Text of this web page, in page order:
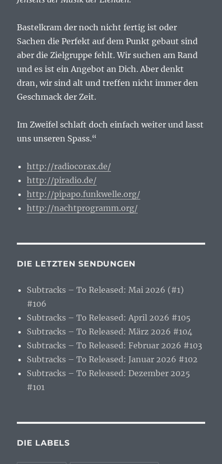
Bastelkram der noch nicht fertig ist oder
Sachen die Perfekt auf dem Punkt gebaut sind
aber die Zielgruppe fehlt. Wir suchen am Rand
und es ist ein Angebot an Dich. Aber denkt
dran, wir sind alt und treffen nicht immer den
Geschmack der Zeit.
Im Zweifel schlaft doch einfach weiter und lasst
uns unseren Spass.“
http://radiocorax.de/
http://piradio.de/
http://pipapo.funkwelle.org/
http://nachtprogramm.org/
DIE LETZTEN SENDUNGEN
Subtracks – To Released: Mai 2026 (#1)
#106
Subtracks – To Released: April 2026 #105
Subtracks – To Released: März 2026 #104
Subtracks – To Released: Februar 2026 #103
Subtracks – To Released: Januar 2026 #102
Subtracks – To Released: Dezember 2025
#101
DIE LABELS